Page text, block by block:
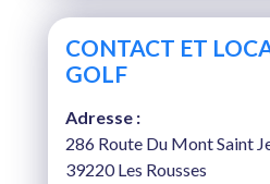
CONTACT ET
GOLF
Adresse :
286 Route Du Mont Saint
39220 Les Rousses